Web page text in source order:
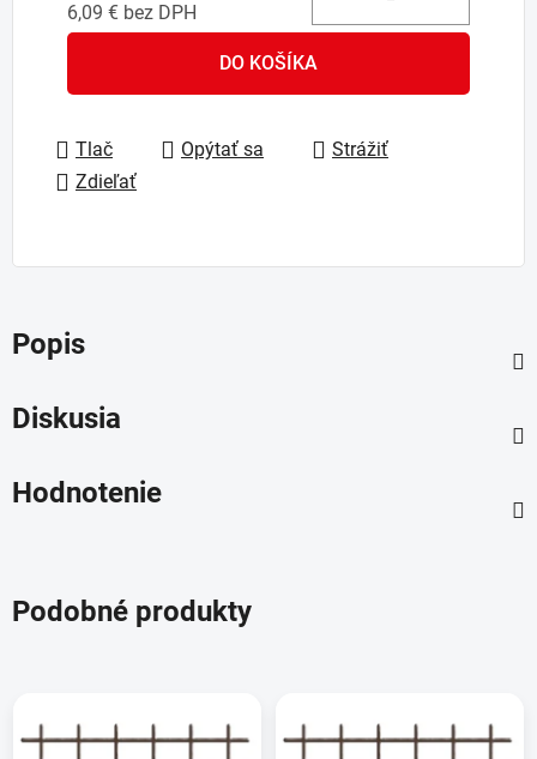
6,09 € bez DPH
DO KOŠÍKA
Tlač Opýtať sa
Strážiť
Zdieľať
Popis
Diskusia
Hodnotenie
Podobné produkty